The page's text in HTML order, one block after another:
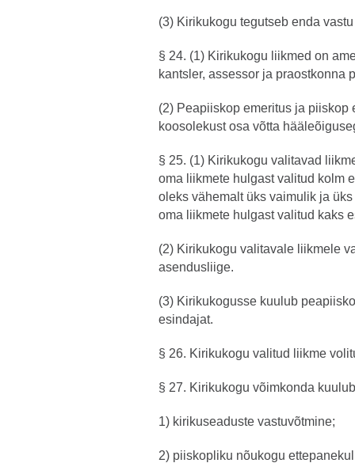
(3) Kirikukogu tegutseb enda
§ 24. (1) Kirikukogu liikmed on
kantsler, assessor ja praostkonna
(2) Peapiiskop emeritus ja piiskop
koosolekust osa võtta
§ 25. (1) Kirikukogu valitavad
oma liikmete hulgast valitud kolm
oleks vähemalt üks vaimulik ja
oma liikmete hulgast valitud kaks
(2) Kirikukogu valitavale liikmele
asendusliige.
(3) Kirikukogusse kuulub
esindajat.
§ 26. Kirikukogu valitud liikme
§ 27. Kirikukogu võimkonda
1) kirikuseaduste vastuvõtmine;
2) piiskopliku nõukogu